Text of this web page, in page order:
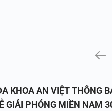
KHOA AN VIỆT THÔNG
GIẢI PHÓNG MIỀN NAM